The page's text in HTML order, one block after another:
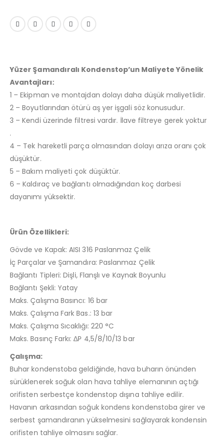
Yüzer Şamandıralı Kondenstop’un Maliyete Yönelik
Avantajları:
1 – Ekipman ve montajdan dolayı daha düşük maliyetlidir.
2 – Boyutlarından ötürü aş yer işgali söz konusudur.
3 – Kendi üzerinde filtresi vardır. İlave filtreye gerek yoktur
.
4 – Tek hareketli parça olmasından dolayı arıza oranı çok
düşüktür.
5 – Bakım maliyeti çok düşüktür.
6 – Kaldıraç ve bağlantı olmadığından koç darbesi
dayanımı yüksektir.
Ürün Özellikleri:
Gövde ve Kapak: AISI 316 Paslanmaz Çelik
İç Parçalar ve Şamandıra: Paslanmaz Çelik
Bağlantı Tipleri: Dişli, Flanşlı ve Kaynak Boyunlu
Bağlantı Şekli: Yatay
Maks. Çalışma Basıncı: 16 bar
Maks. Çalışma Fark Bas.: 13 bar
Maks. Çalışma Sıcaklığı: 220 °C
Maks. Basınç Farkı: ΔP 4,5/8/10/13 bar
Çalışma:
Buhar kondenstoba geldiğinde, hava buharın önünden
sürüklenerek soğuk olan hava tahliye elemanının açtığı
orifisten serbestçe kondenstop dışına tahliye edilir.
Havanın arkasından soğuk kondens kondenstoba girer ve
serbest şamandıranın yükselmesini sağlayarak kondensin
orifisten tahliye olmasını sağlar.